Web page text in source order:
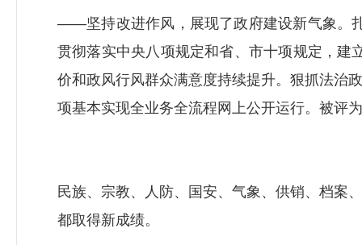
——坚持改进作风，展现了政府建设新气象。
贯彻落实中央八项规定和省、市十项规定，建
价和政风行风群众满意度持续提升。狠抓法治
项基本实现全业务全流程网上公开运行。被评
民族、宗教、人防、国安、气象、供销、档案
都取得新成绩。